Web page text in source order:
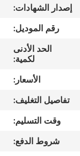
جولة
مراقبة
الجودة
اتصل
إصدار الشهادات:
رقم الموديل:
الحد الأدنى
لكمية:
الأسعار:
تفاصيل التغليف:
وقت التسليم:
شروط الدفع: